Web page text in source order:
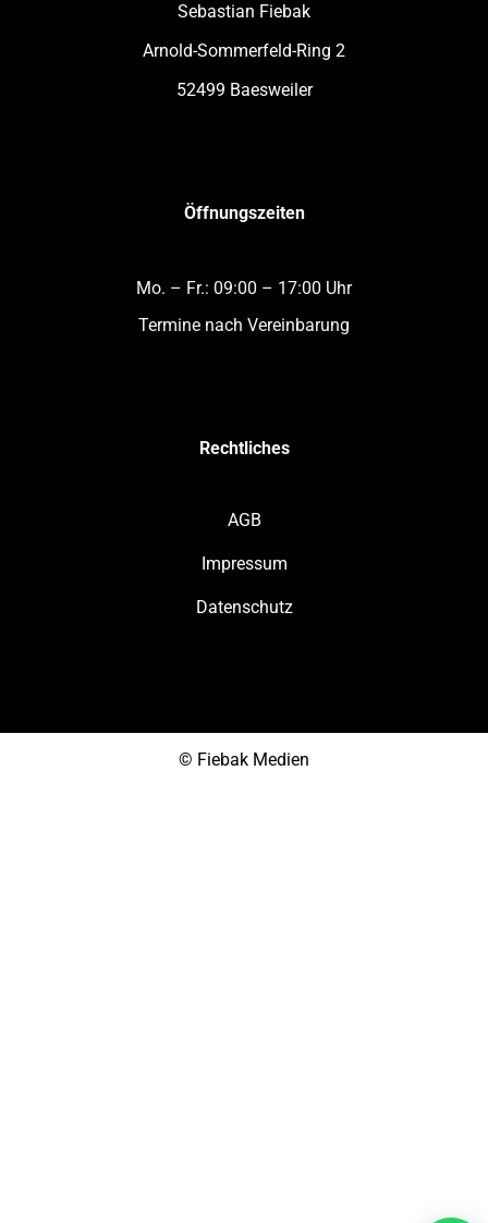
Sebastian Fiebak
Arnold-Sommerfeld-Ring 2
52499 Baesweiler
Öffnungszeiten
Mo. – Fr.: 09:00 – 17:00 Uhr
Termine nach Vereinbarung
Rechtliches
AGB
Impressum
Datenschutz
© Fiebak Medien